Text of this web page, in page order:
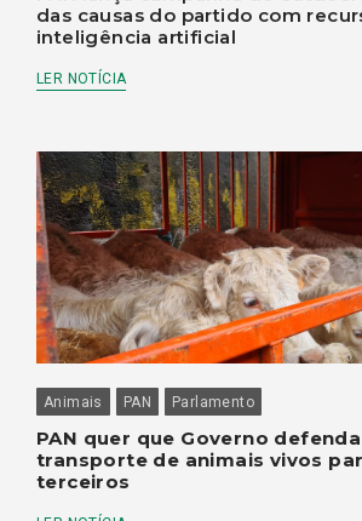
das causas do partido com
inteligência artificial
LER NOTÍCIA
Animais PAN Parlamento
PAN quer que Governo
transporte de animais vivos
terceiros